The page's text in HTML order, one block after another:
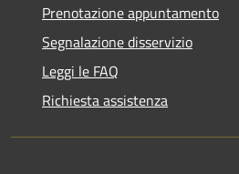
Prenotazione appuntamento
Segnalazione disservizio
Leggi le FAQ
Richiesta assistenza